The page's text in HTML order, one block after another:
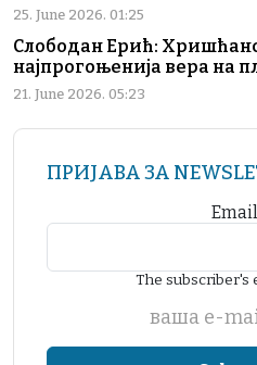
25. June 2026. 01:25
Слободан Ерић:
најпрогоњенија вера на
21. June 2026. 05:23
ПРИЈАВА ЗА
Email
The subscriber's
ваша е-